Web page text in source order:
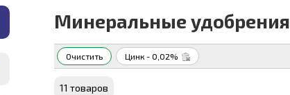
Минеральные удобрения
Очистить Цинк - 0,02%
11 товаров